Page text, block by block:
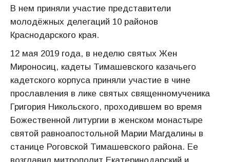
В нем приняли участие представители
молодёжных делегаций 10 районов
Краснодарского края.
12 мая 2019 года, в неделю святых Жен
Мироносиц, кадеты Тимашевского казачьего
кадетского корпуса приняли участие в чине
прославления в лике святых священномученика
Григория Никольского, проходившем во время
Божественной литургии в женском монастыре
святой равноапостольной Марии Магдалины в
станице Роговской Тимашевского района. Ее